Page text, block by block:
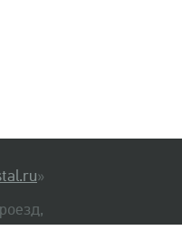
»